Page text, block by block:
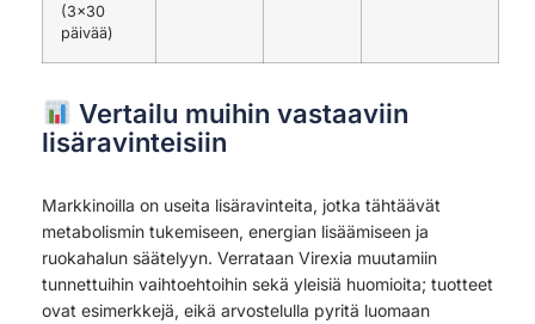
(3×30
päivää)
Vertailu muihin vastaaviin
lisäravinteisiin
Markkinoilla on useita lisäravinteita, jotka tähtäävät
metabolismin tukemiseen, energian lisäämiseen ja
ruokahalun säätelyyn. Verrataan Virexia muutamiin
tunnettuihin vaihtoehtoihin sekä yleisiä huomioita; tuotteet
ovat esimerkkejä, eikä arvostelulla pyritä luomaan